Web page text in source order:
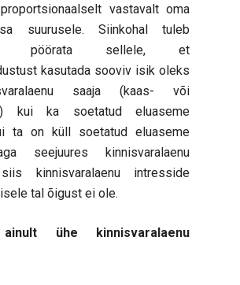
vastavalt oma
suurusele. Siinkohal tuleb
pöörata sellele, et
kasutada sooviv isik oleks
saaja (kaas- või
kui ka soetatud eluaseme
ta on küll soetatud eluaseme
seejuures kinnisvaralaenu
kinnisvaralaenu intresside
tal õigust ei ole.
ühe kinnisvaralaenu